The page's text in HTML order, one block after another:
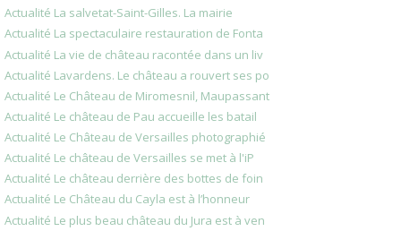
Actualité La salvetat-Saint-Gilles. La mairie
Actualité La spectaculaire restauration de Fonta
Actualité La vie de château racontée dans un liv
Actualité Lavardens. Le château a rouvert ses po
Actualité Le Château de Miromesnil, Maupassant
Actualité Le château de Pau accueille les batail
Actualité Le Château de Versailles photographié
Actualité Le château de Versailles se met à l'iP
Actualité Le château derrière des bottes de foin
Actualité Le Château du Cayla est à l’honneur
Actualité Le plus beau château du Jura est à ven